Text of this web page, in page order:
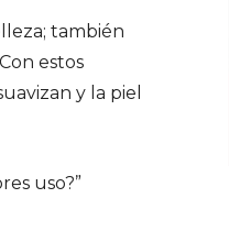
también
estos
y la piel
uso?”